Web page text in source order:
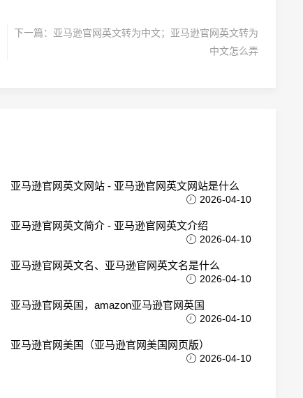
下一篇： 亚马逊官网英文转为中文；亚马逊官网英文转为
中文怎么弄
亚马逊官网英文网站 - 亚马逊官网英文网站是什么
2026-04-10
亚马逊官网英文简介 - 亚马逊官网英文介绍
2026-04-10
亚马逊官网英文名、亚马逊官网英文名是什么
2026-04-10
亚马逊官网英国，amazon亚马逊官网英国
2026-04-10
亚马逊官网美国（亚马逊官网美国网页版）
2026-04-10